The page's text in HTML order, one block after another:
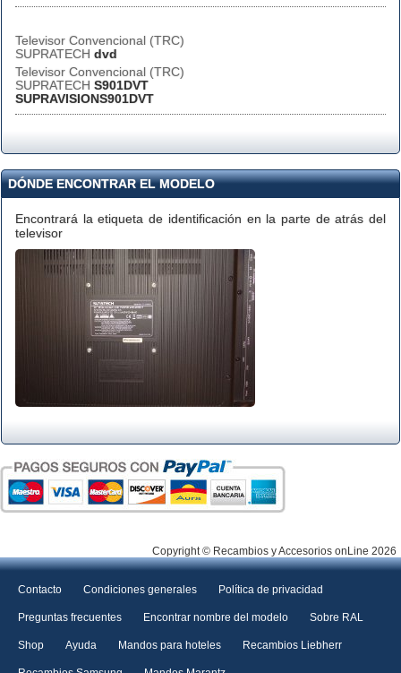
Televisor Convencional (TRC)
SUPRATECH dvd
Televisor Convencional (TRC)
SUPRATECH S901DVT
SUPRAVISIONS901DVT
DÓNDE ENCONTRAR EL MODELO
Encontrará la etiqueta de identificación en la parte de atrás del
televisor
Copyright © Recambios y Accesorios onLine 2026
Contacto Condiciones generales Política de privacidad
Preguntas frecuentes Encontrar nombre del modelo Sobre RAL
Shop Ayuda Mandos para hoteles Recambios Liebherr